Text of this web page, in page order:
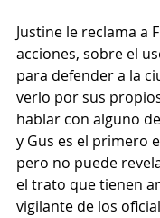
Justine le reclama a
acciones, sobre el
para defender a la
verlo por sus
hablar con alguno
y Gus es el primero
pero no puede
el trato que tienen
vigilante de los